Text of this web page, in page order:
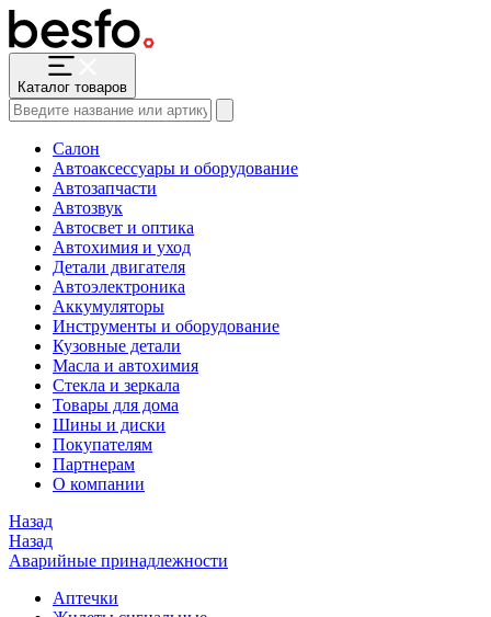
Каталог товаров
Салон
Автоаксессуары и оборудование
Автозапчасти
Автозвук
Автосвет и оптика
Автохимия и уход
Детали двигателя
Автоэлектроника
Аккумуляторы
Инструменты и оборудование
Кузовные детали
Масла и автохимия
Стекла и зеркала
Товары для дома
Шины и диски
Покупателям
Партнерам
О компании
Назад
Назад
Аварийные принадлежности
Аптечки